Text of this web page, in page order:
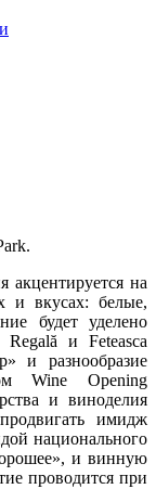
акцентируется на
и вкусах: белые,
будет уделено
и Feteasca
и разнообразие
Wine Opening
и виноделия
имидж
национального
и винную
проводится при